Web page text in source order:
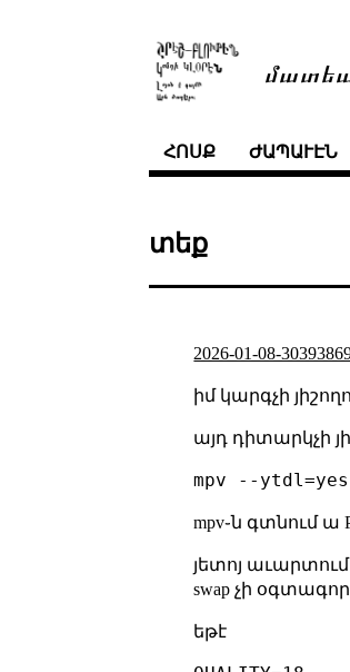
ՀՈՍՔ ԺԱՊԱՒԷՆ
տեք
2026-01-08-
իմ կարգչի
այդ դիտարկչի
mpv֊ն գտնում ա
յետոյ
swap չի
եթէ